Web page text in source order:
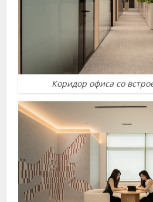
Коридор офиса со